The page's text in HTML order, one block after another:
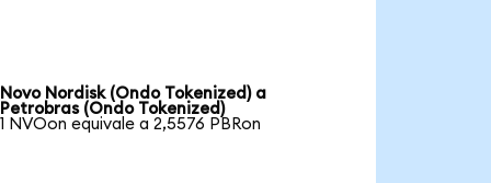
Novo Nordisk (Ondo Tokenized) a
Petrobras (Ondo Tokenized)
1 NVOon equivale a 2,5576 PBRon